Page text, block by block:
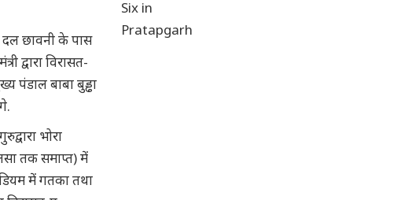
दल छावनी के पास
द्वारा विरासत-
पंडाल बाबा बुड्ढा
भोरा
तक समाप्त) में
में गतका तथा